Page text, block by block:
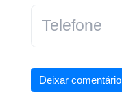
Deixar comentário